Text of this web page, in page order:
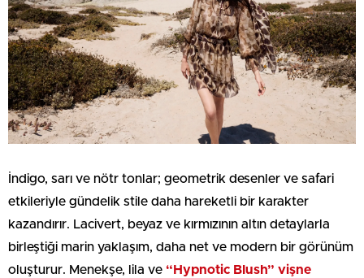
İndigo, sarı ve nötr tonlar; geometrik desenler ve safari
etkileriyle gündelik stile daha hareketli bir karakter
kazandırır. Lacivert, beyaz ve kırmızının altın detaylarla
birleştiği marin yaklaşım, daha net ve modern bir görünüm
oluşturur. Menekşe, lila ve “Hypnotic Blush” vişne